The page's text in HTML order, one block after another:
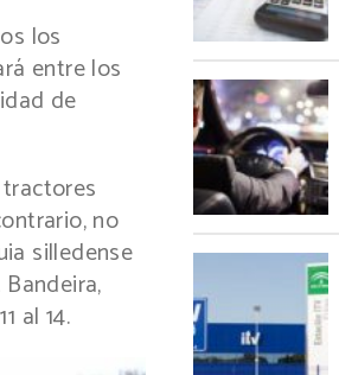
los
entre los
de
no
silledense
al 14.